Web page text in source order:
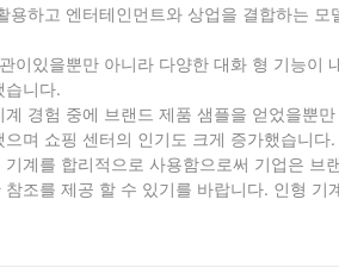
하고 엔터테인먼트와 상업을 결합하는 모
이있을뿐만 아니라 다양한 대화 형 기능이
습니다.
경험 중에 브랜드 제품 샘플을 얻었을뿐만
며 쇼핑 센터의 인기도 크게 증가했습니다.
계를 합리적으로 사용함으로써 기업은 브
조를 제공 할 수 있기를 바랍니다. 인형 기